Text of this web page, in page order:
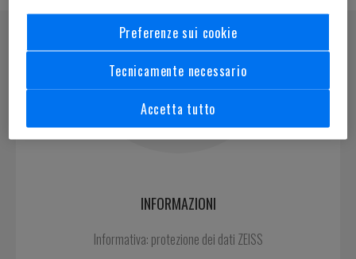
INFORMAZIONI
Informativa: protezione dei dati ZEISS
Preferenze sui cookie
Tecnicamente necessario
Accetta tutto